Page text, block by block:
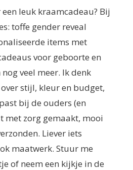
leuk kraamcadeau? Bij
toffe gender reveal
items met
voor geboorte en
veel meer. Ik denk
stijl, kleur en budget,
bij de ouders (en
met zorg gemaakt, mooi
Liever iets
maatwerk. Stuur me
of neem een kijkje in de